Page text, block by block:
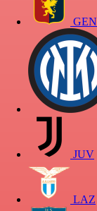
GEN
JUV
LAZ